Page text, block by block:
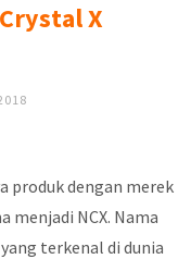
X
produk dengan merek
menjadi NCX. Nama
terkenal di dunia